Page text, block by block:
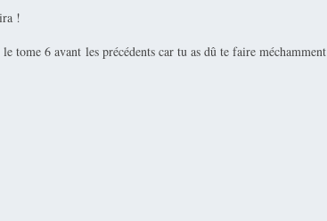
!
tome 6 avant les précédents car tu as dû te faire méchamment